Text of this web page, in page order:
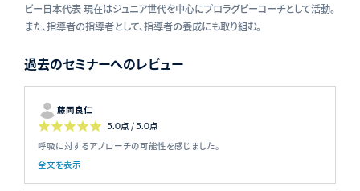
ビー日本代表 現在はジュニア世代を中心にプロラグビーコーチとして活動。
また、指導者の指導者として、指導者の養成にも取り組む。
過去のセミナーへのレビュー
藤岡良仁
5.0点 /5.0点
呼吸に対するアプローチの可能性を感じました。
全文を表示